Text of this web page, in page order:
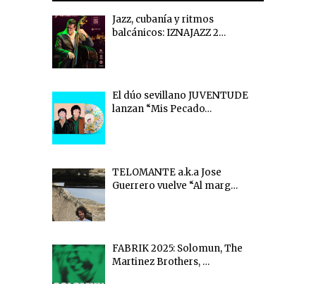
Jazz, cubanía y ritmos
balcánicos: IZNAJAZZ 2…
El dúo sevillano JUVENTUDE
lanzan “Mis Pecado…
TELOMANTE a.k.a Jose
Guerrero vuelve “Al marg…
FABRIK 2025: Solomun, The
Martinez Brothers, …